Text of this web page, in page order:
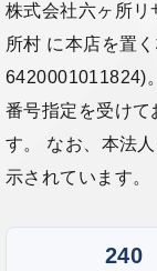
株式会社六ヶ所リ
所村 に本店を置
6420001011824)
番号指定を受け
す。 なお、本法
示されています。
240